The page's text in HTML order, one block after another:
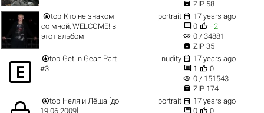
 ZIP 58
top Кто не знаком
со мной, WELCOME! в
этот альбом
portrait  17 years ago
 0  +2
visibility 0 / 34881
 ZIP 35
 top Get in Gear: Part
#3
nudity  17 years ago
 1  0
visibility 0 / 151543
 ZIP 174
top Неля и Лёша [до
19.06.2009]
portrait  17 years ago
 0  0